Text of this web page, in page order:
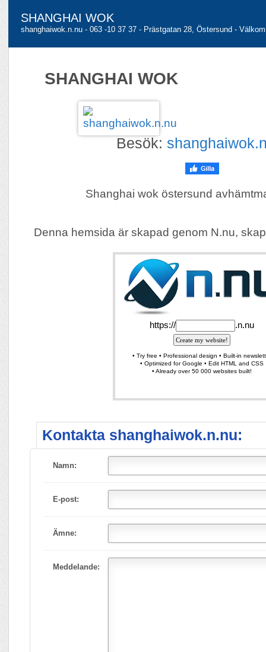
SHANGHAI WOK
shanghaiwok.n.nu - 063 -10 37 37 - Prästgatan 28, Östersund -
SHANGHAI WOK
Besök:
Shanghai wok östersund
Denna hemsida är skapad genom N.nu,
Kontakta shanghaiwok.n.nu:
Namn:
E-post:
Ämne:
Meddelande: